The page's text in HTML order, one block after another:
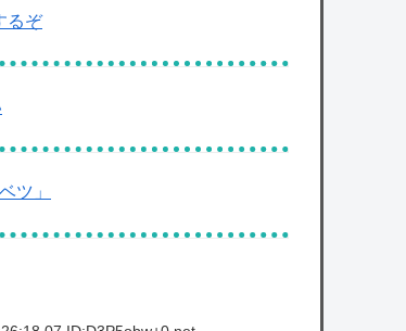
るぞ
ツ」